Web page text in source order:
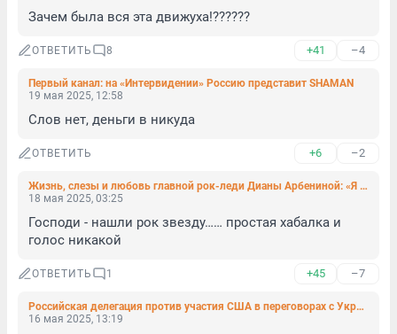
Зачем была вся эта движуха!??????
ОТВЕТИТЬ 8 +41 –4
Первый канал: на «Интервидении» Россию представит SHAMAN
19 мая 2025, 12:58
Слов нет, деньги в никуда
ОТВЕТИТЬ +6 –2
Жизнь, слезы и любовь главной рок-леди Дианы Арбениной: «Я стараюсь сохранить то, что имею, но не все зависит от меня»
18 мая 2025, 03:25
Господи - нашли рок звезду…… простая хабалка и
голос никакой
ОТВЕТИТЬ 1 +45 –7
Российская делегация против участия США в переговорах с Украиной
16 мая 2025, 13:19